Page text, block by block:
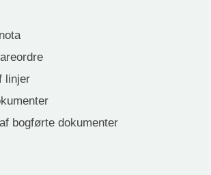
linjer
bogførte dokumenter